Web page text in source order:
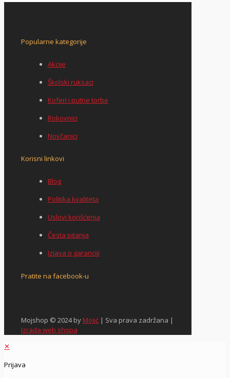
Popularne kategorije
Akcije
Školski ruksaci
Koferi i putne torbe
Rokovnici
Novčanici
Korisni linkovi
Blog
Politika kvaliteta
Uslovi korišćenja
Česta pitanja
Izjava o garanciji
Pratite na facebook-u
Mojshop © 2024 byMojić | Sva prava zadržana |
Izrada web shopa
✕
Prijava